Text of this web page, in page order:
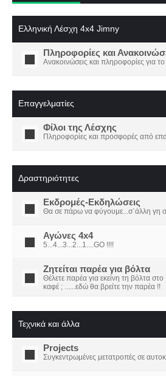
Ελληνική Λέσχη 4x4 Jimny
Πληροφορίες και
Ανακοινώσεις και πληροφορίες για
Επαγγελματίες
Φίλοι της Λέσχης
Πληροφορίες και προσφορές από
Δραστηριότητες
Εκδρομές-Εκδηλώσεις
Θα σε πάρω να φύγουμε...σ΄άλλη γη
Αγώνες 4x4
5...4...3...2...1....GO !!!!
Ζητείται παρέα για βόλτα
Θέλετε παρέα για εκείνη τη βόλτα
καφέ ; ......εδώ θα βρείτε την παρέα !!
Τεχνικά και άλλα
Projects
Συγκεντρωμένες μετατροπές σε